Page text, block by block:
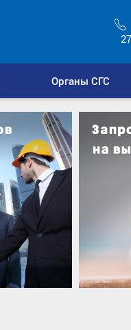
Органы СГС